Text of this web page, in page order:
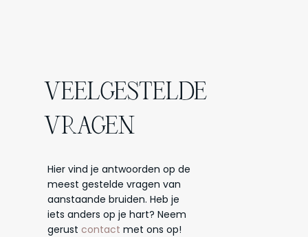
VEELGESTELDE
VRAGEN
Hier vind je antwoorden op de
meest gestelde vragen van
aanstaande bruiden. Heb je
iets anders op je hart? Neem
gerust contact met ons op!